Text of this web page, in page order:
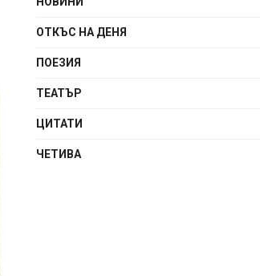
ОТКЪС НА ДЕНЯ
ПОЕЗИЯ
ТЕАТЪР
ЦИТАТИ
ЧЕТИВА